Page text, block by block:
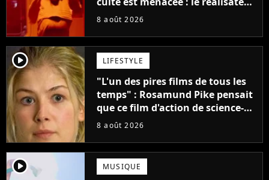
claque la porte pour "différends
8 août 2026
player2 LIFESTYLE
"L'un des pires films de tous les
temps" : Rosamund Pike pensait
que ce film d'action de science-
fiction avec Dwayne Johnson
8 août 2026
player2 MUSIQUE